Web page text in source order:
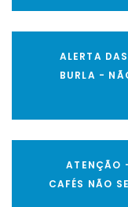
ALERTA
BURLA -
ATENÇÃO
CAFÉS NÃO